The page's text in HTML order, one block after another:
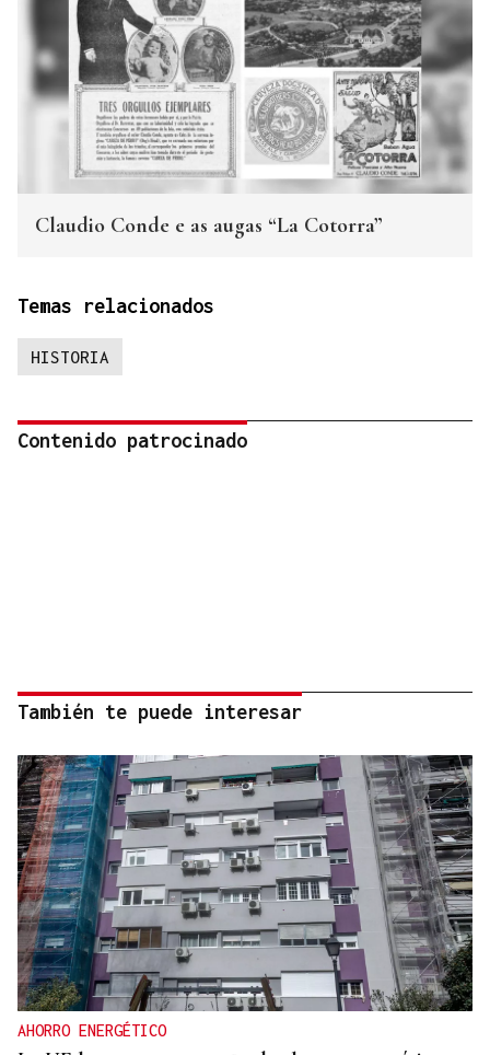
Claudio Conde e as augas “La Cotorra”
Temas relacionados
HISTORIA
Contenido patrocinado
También te puede interesar
AHORRO ENERGÉTICO